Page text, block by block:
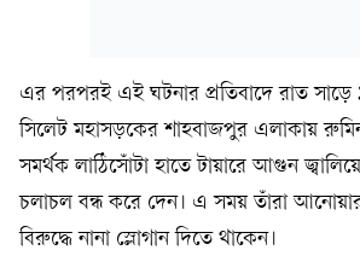
এর পরপরই এই ঘটনার প্রতিবাদে রাত সাড়ে
সিলেট মহাসড়কের শাহবাজপুর এলাকায়
সমর্থক লাঠিসোঁটা হাতে টায়ারে আগুন
চলাচল বন্ধ করে দেন। এ সময় তাঁরা আনোয়ার
বিরুদ্ধে নানা স্লোগান দিতে থাকেন।